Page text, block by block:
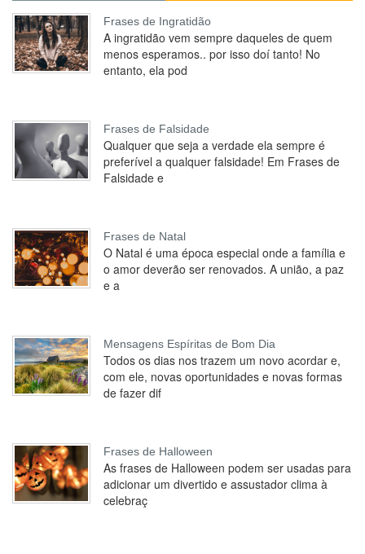
Frases de Ingratidão
A ingratidão vem sempre daqueles de quem
menos esperamos.. por isso doí tanto! No
entanto, ela pod
Frases de Falsidade
Qualquer que seja a verdade ela sempre é
preferível a qualquer falsidade! Em Frases de
Falsidade e
Frases de Natal
O Natal é uma época especial onde a família e
o amor deverão ser renovados. A união, a paz
e a
Mensagens Espíritas de Bom Dia
Todos os dias nos trazem um novo acordar e,
com ele, novas oportunidades e novas formas
de fazer dif
Frases de Halloween
As frases de Halloween podem ser usadas para
adicionar um divertido e assustador clima à
celebraç